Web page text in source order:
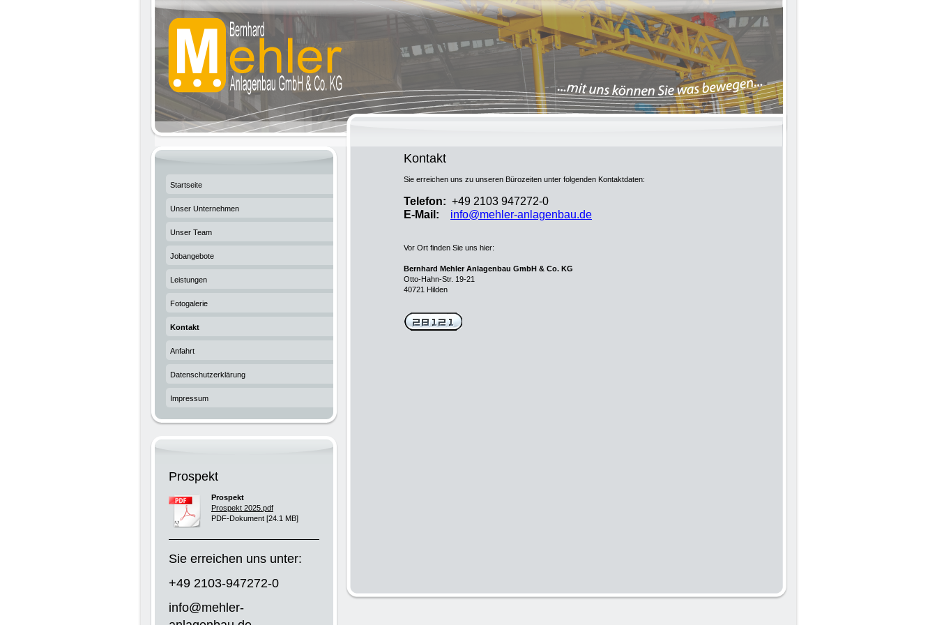
Kontakt
Sie erreichen uns zu unseren Bürozeiten unter folgenden Kontaktdaten:
Telefon: +49 2103 947272-0
E-Mail:
info@mehler-anlagenbau.de
Vor Ort finden Sie uns hier:
Bernhard Mehler Anlagenbau GmbH & Co. KG
Otto-Hahn-Str. 19-21
40721 Hilden
Startseite
Unser Unternehmen
Unser Team
Jobangebote
Leistungen
Fotogalerie
Kontakt
Anfahrt
Datenschutzerklärung
Impressum
Prospekt
Prospekt
Prospekt 2025.pdf
PDF-Dokument [24.1 MB]
Sie erreichen uns unter:
+49 2103-947272-0
info@mehler-